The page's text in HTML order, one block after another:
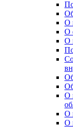
О
О
О
О
О
О